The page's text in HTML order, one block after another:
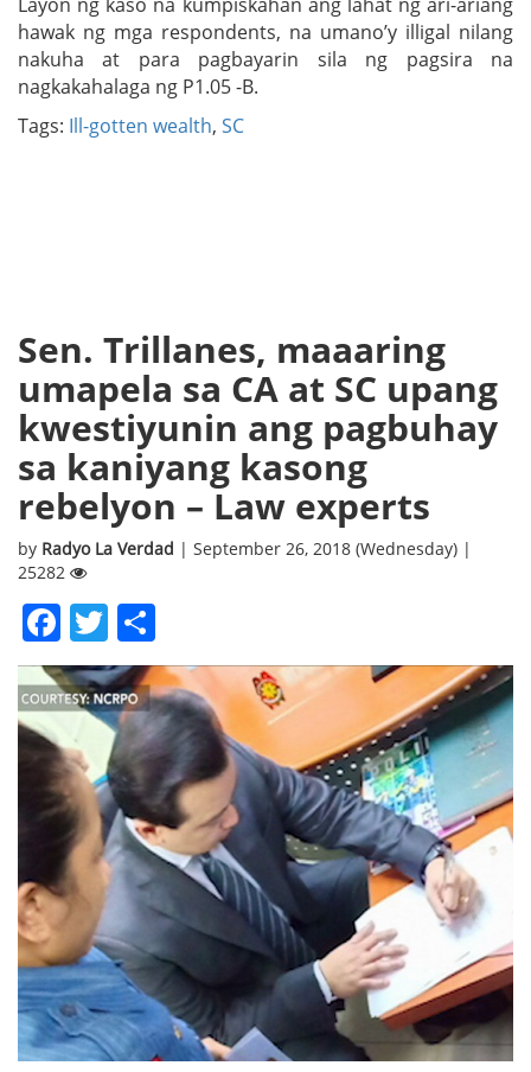
hawak ng mga respondents, na umano’y illigal nilang
nakuha at para pagbayarin sila ng pagsira na
nagkakahalaga ng P1.05 -B.
Tags: Ill-gotten wealth, SC
Sen. Trillanes, maaaring
umapela sa CA at SC upang
kwestiyunin ang pagbuhay
sa kaniyang kasong
rebelyon – Law experts
by Radyo La Verdad | September 26, 2018 (Wednesday) |
25282
Facebook
Twitter